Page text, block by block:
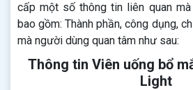
cấp một số thông tin liên quan
bao gồm: Thành phần, công dụng,
mà người dùng quan tâm như sau:
Thông tin Viên uống bổ
Light